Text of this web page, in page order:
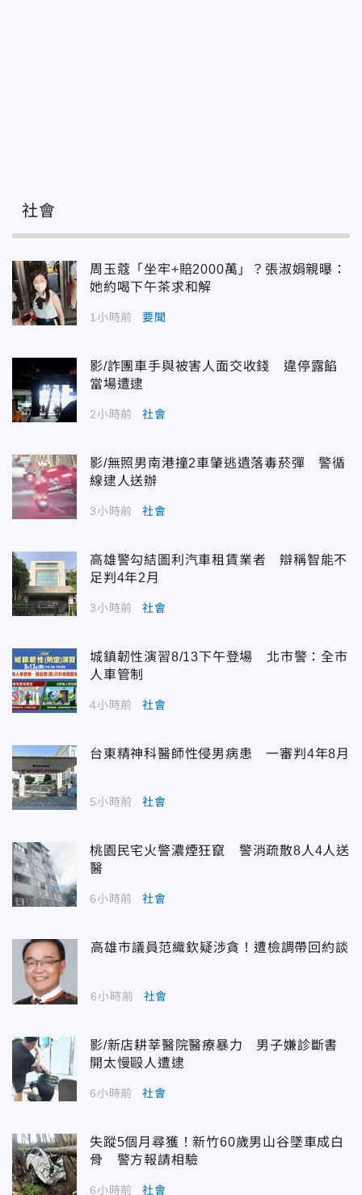
社會
周玉蔻「坐牢+賠2000萬」？張淑娟親曝：
她約喝下午茶求和解
1小時前 要聞
影/詐團車手與被害人面交收錢 違停露餡
當場遭逮
2小時前 社會
影/無照男南港撞2車肇逃遺落毒菸彈 警循
線逮人送辦
3小時前 社會
高雄警勾結圖利汽車租賃業者 辯稱智能不
足判4年2月
3小時前 社會
城鎮韌性演習8/13下午登場 北市警：全市
人車管制
4小時前 社會
台東精神科醫師性侵男病患 一審判4年8月
5小時前 社會
桃園民宅火警濃煙狂竄 警消疏散8人4人送
醫
6小時前 社會
高雄市議員范織欽疑涉貪！遭檢調帶回約談
6小時前 社會
影/新店耕莘醫院醫療暴力 男子嫌診斷書
開太慢毆人遭逮
6小時前 社會
失蹤5個月尋獲！新竹60歲男山谷墜車成白
骨 警方報請相驗
6小時前 社會